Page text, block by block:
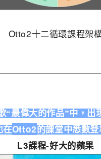
Otto2十二循環課程架
“最偉大的作品”中，出
在Otto2 的課堂中悉數登
L3課程-好大的蘋果